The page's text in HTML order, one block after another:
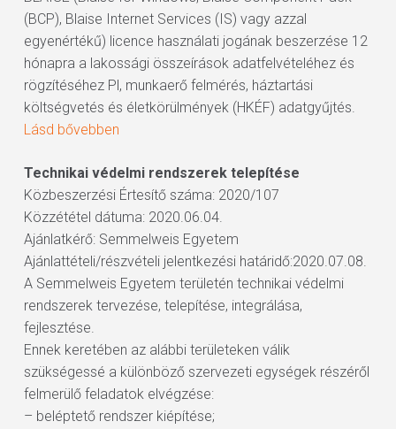
(BCP), Blaise Internet Services (IS) vagy azzal
egyenértékű) licence használati jogának beszerzése 12
hónapra a lakossági összeírások adatfelvételéhez és
rögzítéséhez Pl, munkaerő felmérés, háztartási
költségvetés és életkörülmények (HKÉF) adatgyűjtés.
Lásd bővebben
Technikai védelmi rendszerek telepítése
Közbeszerzési Értesítő száma: 2020/107
Közzététel dátuma: 2020.06.04.
Ajánlatkérő: Semmelweis Egyetem
Ajánlattételi/részvételi jelentkezési határidő:2020.07.08.
A Semmelweis Egyetem területén technikai védelmi
rendszerek tervezése, telepítése, integrálása,
fejlesztése.
Ennek keretében az alábbi területeken válik
szükségessé a különböző szervezeti egységek részéről
felmerülő feladatok elvégzése:
– beléptető rendszer kiépítése;